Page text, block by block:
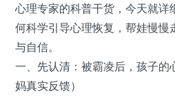
心理专家的科普干货，今天就详
何科学引导心理恢复，帮娃慢慢
与自信。
一、先认清：被霸凌后，孩子的
妈真实反馈）